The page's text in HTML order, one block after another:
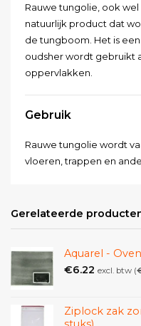
Rauwe tungolie, ook
natuurlijk product dat
de tungboom. Het is
oudsher wordt gebruikt
oppervlakken.
Gebruik
Rauwe tungolie wordt
vloeren, trappen en
Bovendien beschermt
andere schadelijke
Rauwe tungolie kan
toepassingen, zoals het
en
met andere oliën en
effecten te creëren.
Gerelateerde
Aquarel -
€6.22 excl. btw (
Ziplock zak